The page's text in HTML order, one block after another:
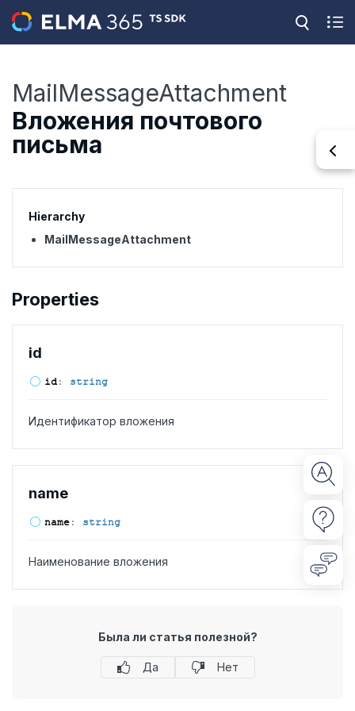
MailMessageAttachment
Вложения почтового
письма
Hierarchy
MailMessageAttachment
Properties
id
id: string
Идентификатор вложения
name
name: string
Наименование вложения
Была ли статья полезной?
Да Нет